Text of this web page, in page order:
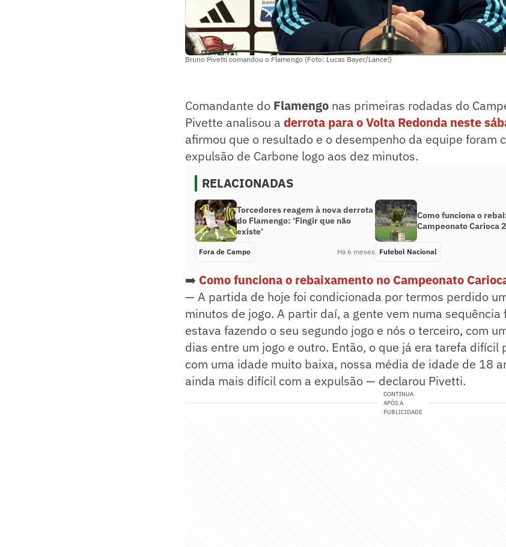
Bruno Pivetti comandou o Flamengo (Foto: Lucas Bayer/Lance!)
Comandante do Flamengo nas primeiras rodadas do
Pivette analisou a derrota para o Volta Redonda neste
afirmou que o resultado e o desempenho da equipe foram
expulsão de Carbone logo aos dez minutos.
RELACIONADAS
Torcedores reagem à nova derrota
do Flamengo: ‘Fingir que não
existe’
Fora de Campo Há 6 meses
Como funciona o
Campeonato Carioca
Futebol Nacional
➡️ Como funciona o rebaixamento no Campeonato
— A partida de hoje foi condicionada por termos perdido
minutos de jogo. A partir daí, a gente vem numa
estava fazendo o seu segundo jogo e nós o terceiro, com
dias entre um jogo e outro. Então, o que já era tarefa difícil
com uma idade muito baixa, nossa média de idade de 18
ainda mais difícil com a expulsão — declarou Pivetti.
CONTINUA
APÓS A
PUBLICIDADE